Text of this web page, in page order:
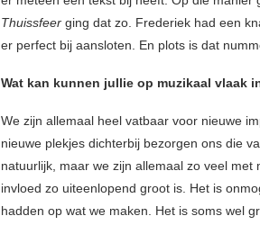
Thuissfeer ging dat zo. Frederiek had een
er perfect bij aansloten. En plots is dat
Wat kan kunnen jullie op muzikaal vlaak
We zijn allemaal heel vatbaar voor nieuwe
nieuwe plekjes dichterbij bezorgen ons die
natuurlijk, maar we zijn allemaal zo veel
invloed zo uiteenlopend groot is. Het is
hadden op wat we maken. Het is soms wel